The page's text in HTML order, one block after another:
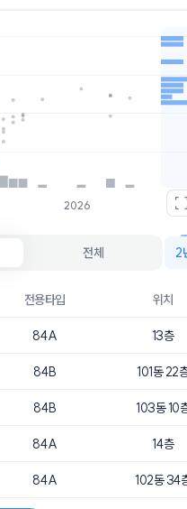
2026
전체 2
전용타입 위치
84A 13층
84B 101동 22
84B 103동 10
84A 14층
84A 102동 34